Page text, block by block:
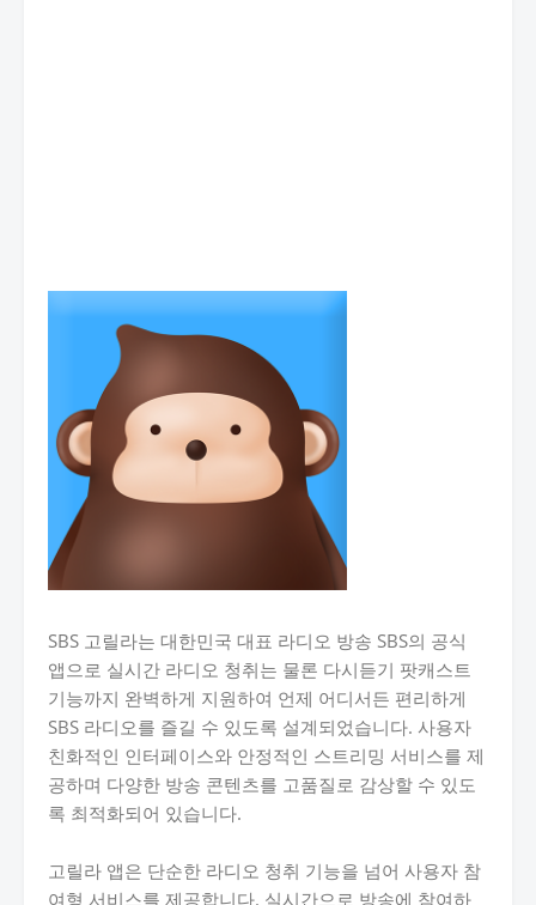
SBS 고릴라는 대한민국 대표 라디오 방송 SBS의 공식
앱으로 실시간 라디오 청취는 물론 다시듣기 팟캐스트
기능까지 완벽하게 지원하여 언제 어디서든 편리하게
SBS 라디오를 즐길 수 있도록 설계되었습니다. 사용자
친화적인 인터페이스와 안정적인 스트리밍 서비스를 제
공하며 다양한 방송 콘텐츠를 고품질로 감상할 수 있도
록 최적화되어 있습니다.
고릴라 앱은 단순한 라디오 청취 기능을 넘어 사용자 참
여형 서비스를 제공합니다. 실시간으로 방송에 참여하